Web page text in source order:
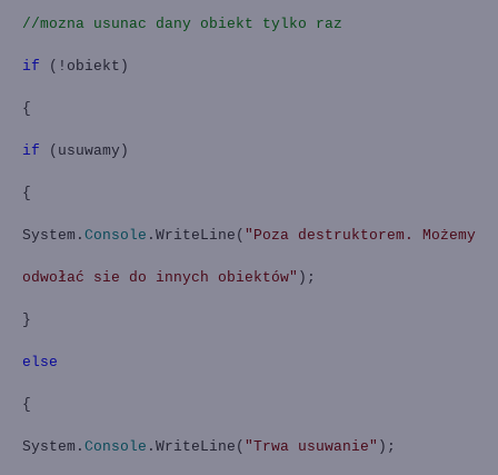
//mozna usunac dany obiekt tylko raz
if (!obiekt)
{
if (usuwamy)
{
System. Console .WriteLine( "Poza destruktorem. Możemy
odwołać sie do innych obiektów" );
}
else
{
System. Console .WriteLine( "Trwa usuwanie" );